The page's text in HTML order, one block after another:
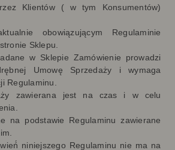
Klientów ( w tym Konsumentów)
obowiązującym Regulaminie
Sklepu.
w Sklepie Zamówienie prowadzi
Umowę Sprzedaży i wymaga
Regulaminu.
zawierana jest na czas i w celu
na podstawie Regulaminu zawierane
niniejszego Regulaminu nie ma na